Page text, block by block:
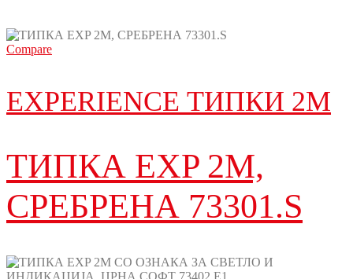
Compare
EXPERIENCE ТИПКИ 2М
ТИПКА EXP 2M,
СРЕБРЕНА 73301.S